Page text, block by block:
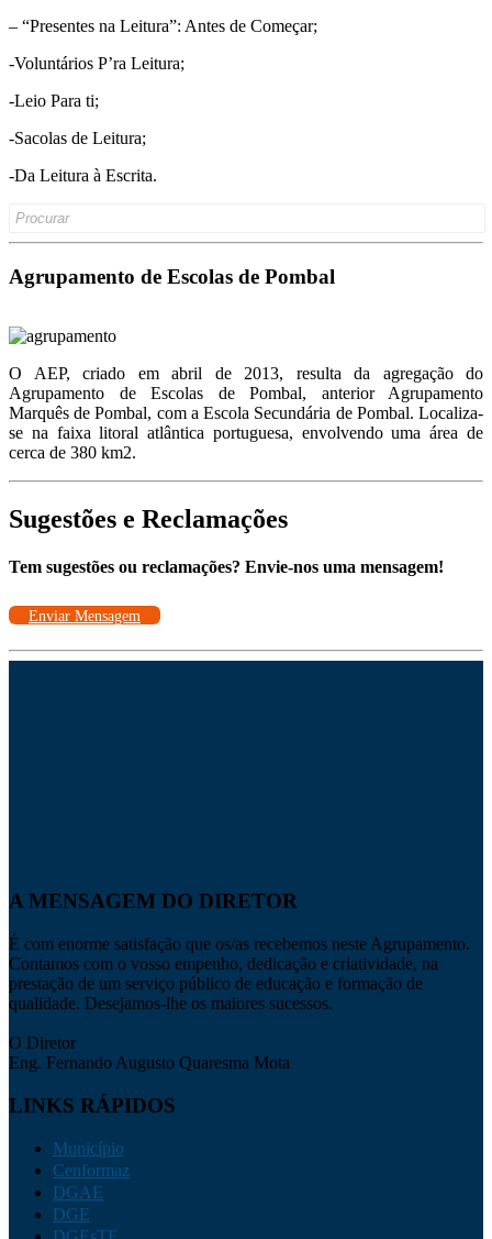
– “Presentes na Leitura”: Antes de Começar;
-Voluntários P’ra Leitura;
-Leio Para ti;
-Sacolas de Leitura;
-Da Leitura à Escrita.
Search
Agrupamento de Escolas de Pombal
O AEP, criado em abril de 2013, resulta da agregação do
Agrupamento de Escolas de Pombal, anterior Agrupamento
Marquês de Pombal, com a Escola Secundária de Pombal. Localiza-
se na faixa litoral atlântica portuguesa, envolvendo uma área de
cerca de 380 km2.
Sugestões e Reclamações
Tem sugestões ou reclamações? Envie-nos uma mensagem!
Enviar Mensagem
A MENSAGEM DO DIRETOR
É com enorme satisfação que os/as recebemos neste Agrupamento.
Contamos com o vosso empenho, dedicação e criatividade, na
prestação de um serviço público de educação e formação de
qualidade. Desejamos-lhe os maiores sucessos.
O Diretor
Eng. Fernando Augusto Quaresma Mota
LINKS RÁPIDOS
Município
Cenformaz
DGAE
DGE